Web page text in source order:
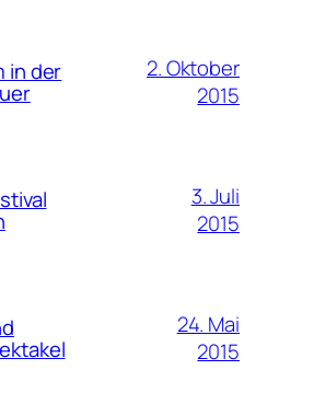
in der
2. Oktober
2015
3. Juli
2015
24. Mai
2015